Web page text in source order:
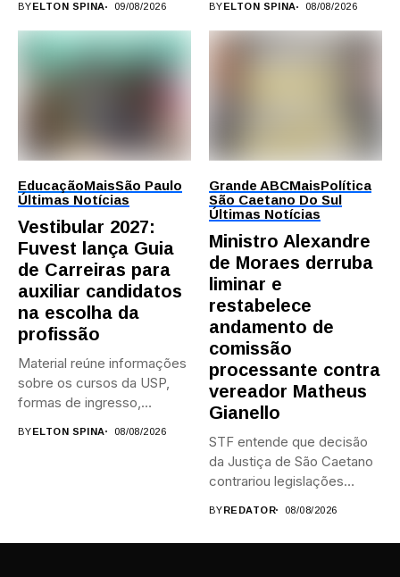
BY ELTON SPINA 09/08/2026 BY ELTON SPINA 08/08/2026
EducaçãoMaisSão Paulo
Últimas Notícias
Vestibular 2027:
Fuvest lança Guia
de Carreiras para
auxiliar candidatos
na escolha da
profissão
Material reúne informações
sobre os cursos da USP,
formas de ingresso,
BYELTON SPINA 08/08/2026
Grande ABCMaisPolítica
São Caetano Do Sul
Últimas Notícias
Ministro Alexandre
de Moraes derruba
liminar e
restabelece
andamento de
comissão
processante contra
vereador Matheus
Gianello
STF entende que decisão
da Justiça de São Caetano
contrariou legislações
BYREDATOR 08/08/2026